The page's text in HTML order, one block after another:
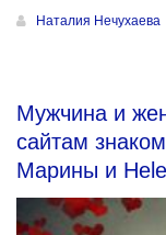
Наталия Нечухаева
Мужчина и
сайтам
Марины и